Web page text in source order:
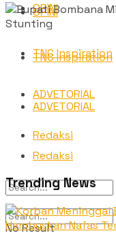
OPINI
TNC Inspiration
ADVETORIAL
Redaksi
OPINI
TNC Inspiration
ADVETORIAL
Redaksi
No Result
Trending News